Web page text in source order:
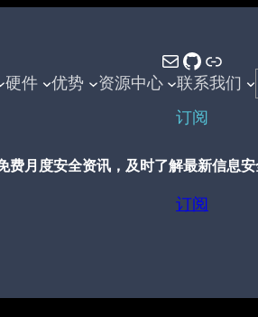
硬件 优势 资源中心 联系我们
Mail GitHub Link
订阅
费月度安全资讯，及时了解最新信息安
订阅